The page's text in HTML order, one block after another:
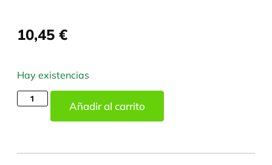
10,45 €
Hay existencias
Añadir al carrito